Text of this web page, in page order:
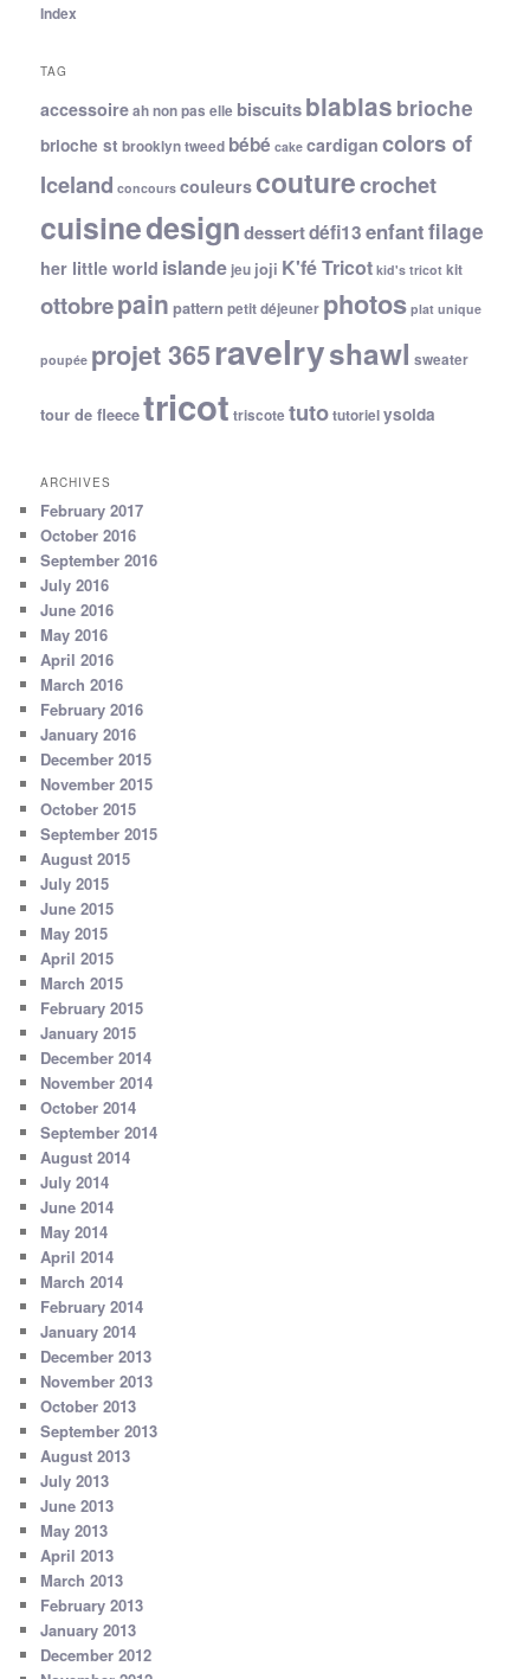
Index
TAG
accessoireah non pas elle biscuitsblablas brioche
brioche st brooklyn tweed bébé cake cardigan colors of
Iceland concours couleurscouturecrochet
cuisinedesigndessertdéfi13enfantfilage
her little world islande jeu joji K'fé Tricot kid's tricot kit
ottobrepain pattern petit déjeuner photos plat unique
poupée projet 365ravelryshawl sweater
tour de fleecetricot triscote tutotutorielysolda
ARCHIVES
February 2017
October 2016
September 2016
July 2016
June 2016
May 2016
April 2016
March 2016
February 2016
January 2016
December 2015
November 2015
October 2015
September 2015
August 2015
July 2015
June 2015
May 2015
April 2015
March 2015
February 2015
January 2015
December 2014
November 2014
October 2014
September 2014
August 2014
July 2014
June 2014
May 2014
April 2014
March 2014
February 2014
January 2014
December 2013
November 2013
October 2013
September 2013
August 2013
July 2013
June 2013
May 2013
April 2013
March 2013
February 2013
January 2013
December 2012